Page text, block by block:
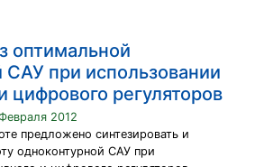
оптимальной
САУ при использовании
цифрового регуляторов
2012
предложено синтезировать и
одноконтурной САУ при